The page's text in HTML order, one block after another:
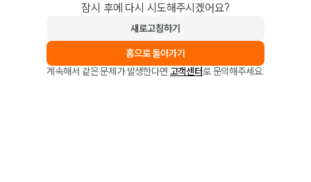
잠시 후에 다시 시도해주시겠어요?
새로고침하기
홈으로 돌아가기
계속해서 같은 문제가 발생한다면 고객센터로 문의해주세요.